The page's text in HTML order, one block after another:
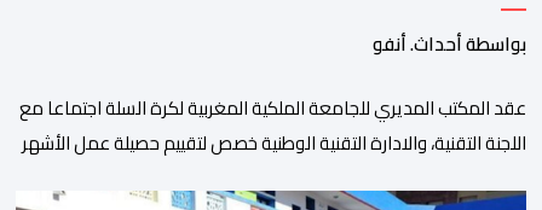
بواسطة أحداث. أنفو
عقد المكتب المديري للجامعة الملكية المغربية لكرة السلة اجتماعا مع
اللجنة التقنية، والادارة التقنية الوطنية خصص لتقييم حصيلة عمل الأشهر